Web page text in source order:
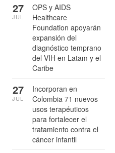
OPS y AIDS
Healthcare
Foundation apoyarán
expansión del
diagnóstico temprano
del VIH en Latam y el
Caribe
27
JUL
Incorporan en
Colombia 71 nuevos
usos terapéuticos
para fortalecer el
tratamiento contra el
cáncer infantil
27
JUL